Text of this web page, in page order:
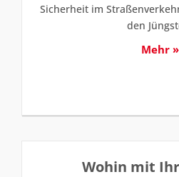
Sicherheit im
den
Mehr »
Wohin mit